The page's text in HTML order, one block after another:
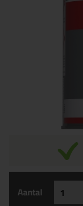
Aantal